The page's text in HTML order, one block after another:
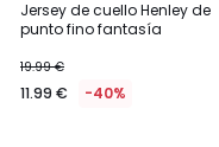
Jersey de cuello Henley de
punto fino fantasía
19.99 €
11.99 € -40%
/ 5